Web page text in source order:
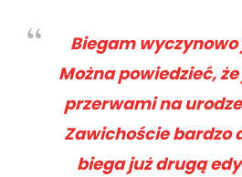
Biegam
Można powiedzieć, że
przerwami na
Zawichoście bardzo
biega już drugą